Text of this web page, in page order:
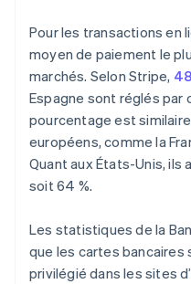
Pour les transactions en
moyen de paiement le
marchés. Selon Stripe,
Espagne sont réglés par
pourcentage est similaire
européens, comme la
Quant aux États-Unis,
soit 64 %.
Les statistiques de la
que les cartes
privilégié dans les sites